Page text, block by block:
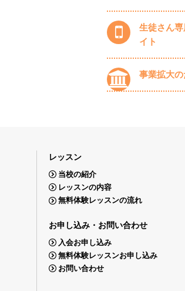
生徒さん
イト
事業拡大
レッスン
当校の紹介
レッスンの内容
無料体験レッスンの流れ
お申し込み・お問い合わせ
入会お申し込み
無料体験レッスンお申し込み
お問い合わせ